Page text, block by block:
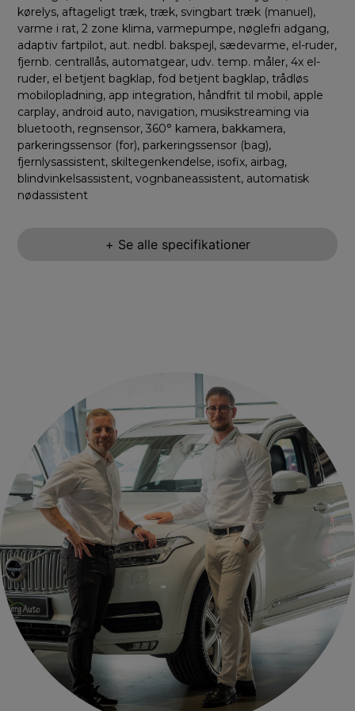
kørelys, aftageligt træk, træk, svingbart træk (manuel),
varme i rat, 2 zone klima, varmepumpe, nøglefri adgang,
adaptiv fartpilot, aut. nedbl. bakspejl, sædevarme, el-ruder,
fjernb. centrallås, automatgear, udv. temp. måler, 4x el-
ruder, el betjent bagklap, fod betjent bagklap, trådløs
mobilopladning, app integration, håndfrit til mobil, apple
carplay, android auto, navigation, musikstreaming via
bluetooth, regnsensor, 360° kamera, bakkamera,
parkeringssensor (for), parkeringssensor (bag),
fjernlysassistent, skiltegenkendelse, isofix, airbag,
blindvinkelsassistent, vognbaneassistent, automatisk
nødassistent
+ Se alle specifikationer